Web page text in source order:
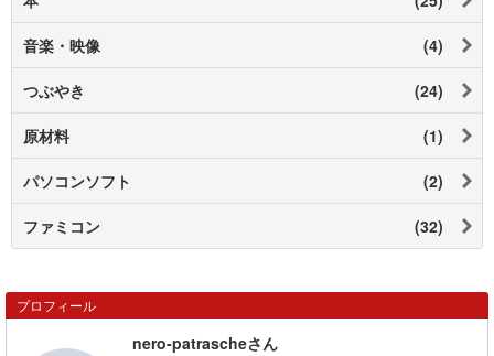
音楽・映像 (4)
つぶやき (24)
原材料 (1)
パソコンソフト (2)
ファミコン (32)
プロフィール
nero-patrascheさん